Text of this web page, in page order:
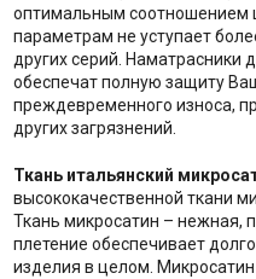
оптимальным соотношением
параметрам не уступает
других серий. Наматрасники
обеспечат полную защиту
преждевременного износа,
других загрязнений.
Ткань итальянский
высококачественной ткани
Ткань микросатин – нежная,
плетение обеспечивает
изделия в целом.